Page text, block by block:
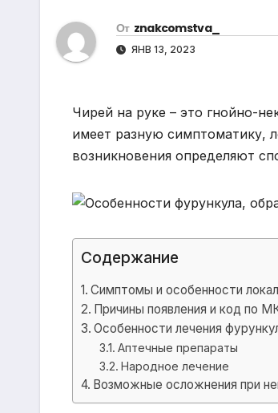
От znakcomstva_
ЯНВ 13, 2023
Чирей на руке – это гнойно-
имеет разную симптоматику,
возникновения определяют
Содержание
Симптомы и особенности
Причины появления и код по
Особенности лечения
Аптечные препараты
Народное лечение
Возможные осложнения при